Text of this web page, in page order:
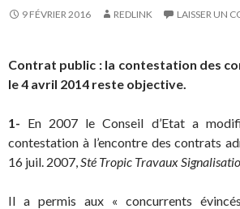
9 FÉVRIER 2016 REDLINK LAISSER UN
Contrat public : la contestation des
le 4 avril 2014 reste objective.
1- En 2007 le Conseil d’Etat a
contestation à l’encontre des contrats
16 juil. 2007,Sté Tropic Travaux
Il a permis aux « concurrents